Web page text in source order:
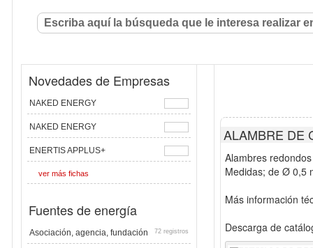
Novedades de Empresas
NAKED ENERGY
NAKED ENERGY
ENERTIS APPLUS+
ver más fichas
Fuentes de energía
Asociación, agencia, fundación 72 registros
ALAMBRE DE
Alambres
Medidas; de Ø 0,5
Más información
Descarga de